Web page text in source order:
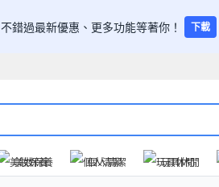
不錯過最新優惠、更多功能等著你！ 下載
美妝保養 個人清潔 玩具休閒